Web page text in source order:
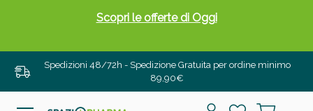
Spedizioni 48/72h - Spedizione Gratuita per ordine minimo
89,90€
Scopri le offerte di Oggi